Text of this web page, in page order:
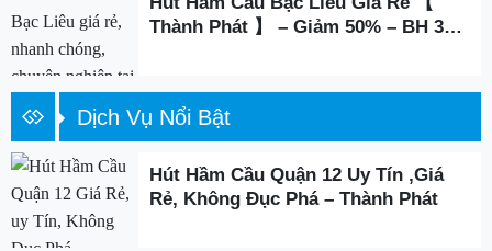
Thành Phát 】 – Giảm 50% – BH 3
Dịch Vụ Nổi Bật
Hút Hầm Cầu Quận 12 Uy Tín ,Giá
Rẻ, Không Đục Phá – Thành Phát